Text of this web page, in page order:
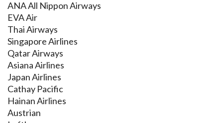
ANA All Nippon Airways
EVA Air
Thai Airways
Singapore Airlines
Qatar Airways
Asiana Airlines
Japan Airlines
Cathay Pacific
Hainan Airlines
Austrian